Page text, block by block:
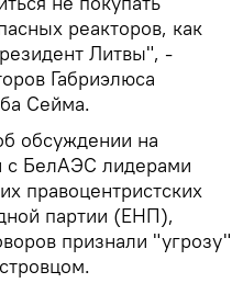
реакторов, как
Литвы", -
Габриэлюса
Сейма.
обсуждении на
с БелАЭС лидерами
правоцентристских
партии (ЕНП),
признали "угрозу"